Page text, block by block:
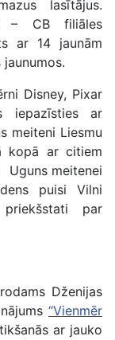
lasītājus.
– CB filiāles
ar 14 jaunām
Pixar
iepazīsties ar
meiteni Liesmu
kopā ar citiem
Uguns meitenei
puisi Vilni
par
Dženijas
“Vienmēr
ar jauko